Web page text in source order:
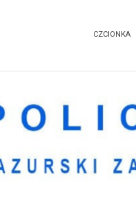
CZCIONKA